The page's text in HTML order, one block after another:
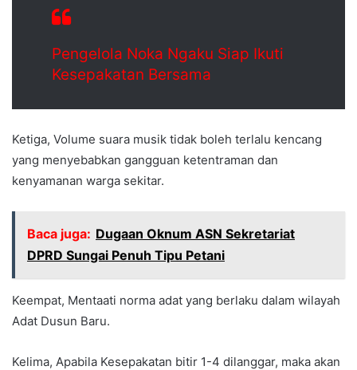
Pengelola Noka Ngaku Siap Ikuti
Kesepakatan Bersama
Ketiga, Volume suara musik tidak boleh terlalu kencang
yang menyebabkan gangguan ketentraman dan
kenyamanan warga sekitar.
Baca juga: Dugaan Oknum ASN Sekretariat
DPRD Sungai Penuh Tipu Petani
Keempat, Mentaati norma adat yang berlaku dalam wilayah
Adat Dusun Baru.
Kelima, Apabila Kesepakatan bitir 1-4 dilanggar, maka akan